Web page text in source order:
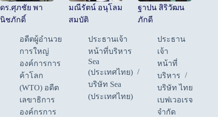
ดร.ศุภชัย พา
นิชภักดิ์
อดีตผู้อำนวย
การใหญ่
องค์การการ
ค้าโลก
(WTO) อดีต
เลขาธิการ
องค์กรการ
มณีรัตน์ อนุโลม
สมบัติ
ประธานเจ้า
หน้าที่บริหาร
Sea
(ประเทศไทย)
บริษัท Sea
(ประเทศไทย)
ฐาปน สิริวัฒน
ภักดี
ประธาน
เจ้า
หน้าที่
บริหาร
บริษัท ไทย
เบฟเวอเรจ
จำกัด